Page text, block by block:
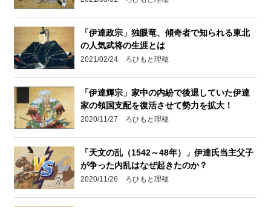
「伊達政宗」独眼竜、傾奇者で知られる東北
の人気武将の生涯とは
2021/02/24 ろひもと理穂
「伊達輝宗」家中の内紛で後退していた伊達
家の領国支配を復活させて勢力を拡大！
2020/11/27 ろひもと理穂
「天文の乱（1542～48年）」伊達氏当主父子
が争った内乱はなぜ起きたのか？
2020/11/26 ろひもと理穂